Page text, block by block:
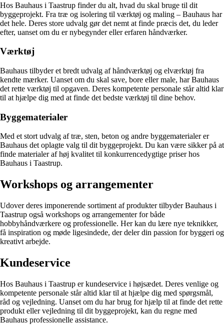
Hos Bauhaus i Taastrup finder du alt, hvad du skal bruge til dit
byggeprojekt. Fra træ og isolering til værktøj og maling – Bauhaus har
det hele. Deres store udvalg gør det nemt at finde præcis det, du leder
efter, uanset om du er nybegynder eller erfaren håndværker.
Værktøj
Bauhaus tilbyder et bredt udvalg af håndværktøj og elværktøj fra
kendte mærker. Uanset om du skal save, bore eller male, har Bauhaus
det rette værktøj til opgaven. Deres kompetente personale står altid klar
til at hjælpe dig med at finde det bedste værktøj til dine behov.
Byggematerialer
Med et stort udvalg af træ, sten, beton og andre byggematerialer er
Bauhaus det oplagte valg til dit byggeprojekt. Du kan være sikker på at
finde materialer af høj kvalitet til konkurrencedygtige priser hos
Bauhaus i Taastrup.
Workshops og arrangementer
Udover deres imponerende sortiment af produkter tilbyder Bauhaus i
Taastrup også workshops og arrangementer for både
hobbyhåndværkere og professionelle. Her kan du lære nye teknikker,
få inspiration og møde ligesindede, der deler din passion for byggeri og
kreativt arbejde.
Kundeservice
Hos Bauhaus i Taastrup er kundeservice i højsædet. Deres venlige og
kompetente personale står altid klar til at hjælpe dig med spørgsmål,
råd og vejledning. Uanset om du har brug for hjælp til at finde det rette
produkt eller vejledning til dit byggeprojekt, kan du regne med
Bauhaus professionelle assistance.